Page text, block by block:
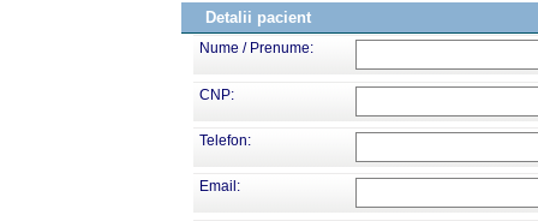
Detalii pacient
Nume / Prenume:
CNP:
Telefon:
Email: